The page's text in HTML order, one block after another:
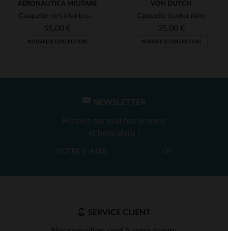
AERONAUTICA MILITARE
Casquette vert olive brodé
55,00 €
NOUVELLE COLLECTION
VON DUTCH
Casquette trucker noire
35,00 €
NOUVELLE COLLECTION
NEWSLETTER
Recevez par mail nos promos
et bons plans !
OK
SERVICE CLIENT